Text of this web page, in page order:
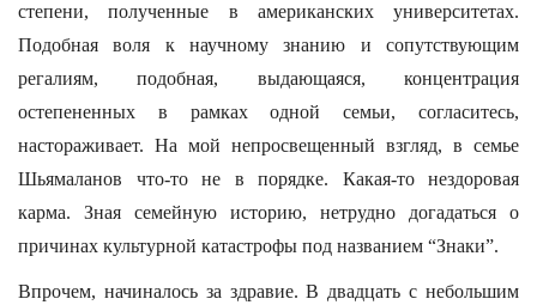
степени, полученные в американских университетах.
Подобная воля к научному знанию и сопутствующим
регалиям, подобная, выдающаяся, концентрация
остепененных в рамках одной семьи, согласитесь,
настораживает. На мой непросвещенный взгляд, в семье
Шьямаланов что-то не в порядке. Какая-то нездоровая
карма. Зная семейную историю, нетрудно догадаться о
причинах культурной катастрофы под названием “Знаки”.
Впрочем, начиналось за здравие. В двадцать с небольшим